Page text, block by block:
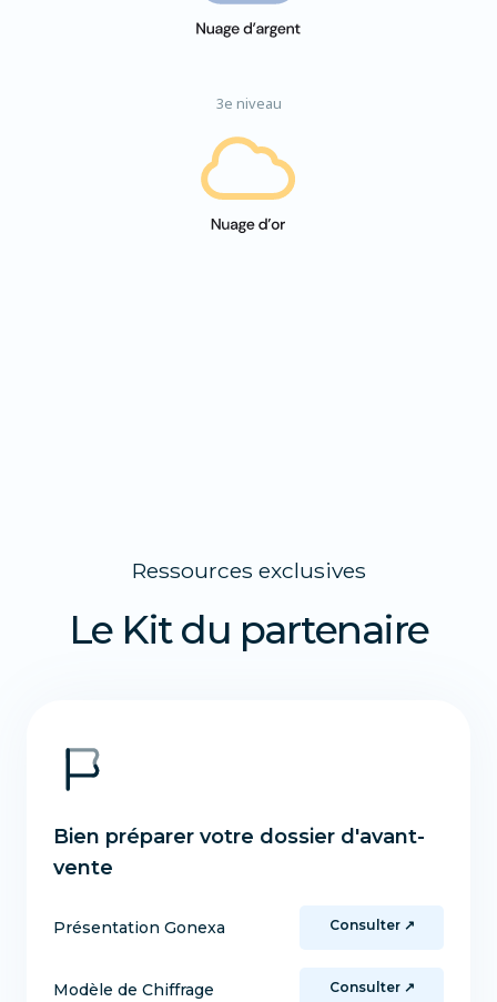
3e niveau
Ressources exclusives
Le Kit du partenaire
Bien préparer votre dossier d'avant-
vente
Présentation Gonexa Consulter ↗
Modèle de Chiffrage Consulter ↗